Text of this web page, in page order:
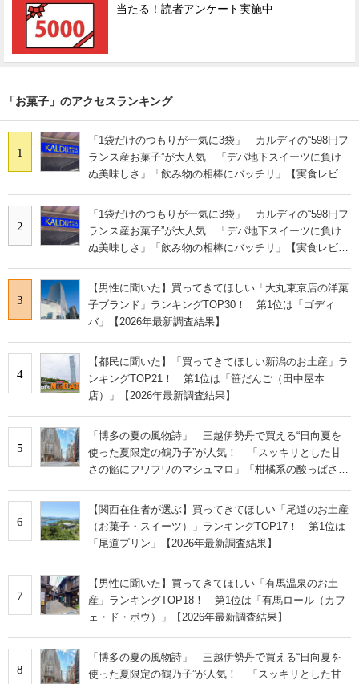
当たる！読者アンケート実施中
「お菓子」のアクセスランキング
1
「1袋だけのつもりが一気に3袋」 カルディの“598円フ
ランス産お菓子”が大人気 「デパ地下スイーツに負け
ぬ美味しさ」「飲み物の相棒にバッチリ」【実食レビュ
2
「1袋だけのつもりが一気に3袋」 カルディの“598円フ
ランス産お菓子”が大人気 「デパ地下スイーツに負け
ぬ美味しさ」「飲み物の相棒にバッチリ」【実食レビュ
3
【男性に聞いた】買ってきてほしい「大丸東京店の洋菓
子ブランド」ランキングTOP30！ 第1位は「ゴディ
バ」【2026年最新調査結果】
4
【都民に聞いた】「買ってきてほしい新潟のお土産」ラ
ンキングTOP21！ 第1位は「笹だんご（田中屋本
店）」【2026年最新調査結果】
5
「博多の夏の風物詩」 三越伊勢丹で買える“日向夏を
使った夏限定の鶴乃子”が人気！ 「スッキリとした甘
さの餡にフワフワのマシュマロ」「柑橘系の酸っぱさと
6
【関西在住者が選ぶ】買ってきてほしい「尾道のお土産
（お菓子・スイーツ）」ランキングTOP17！ 第1位は
「尾道プリン」【2026年最新調査結果】
7
【男性に聞いた】買ってきてほしい「有馬温泉のお土
産」ランキングTOP18！ 第1位は「有馬ロール（カフ
ェ・ド・ボウ）」【2026年最新調査結果】
8
「博多の夏の風物詩」 三越伊勢丹で買える“日向夏を
使った夏限定の鶴乃子”が人気！ 「スッキリとした甘